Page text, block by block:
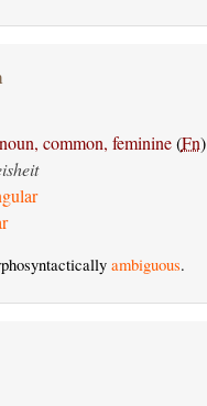
noun, common, feminine(Fn)
ambiguous.